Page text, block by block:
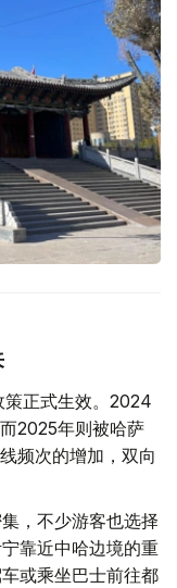
策正式生效。2024
2025年则被哈萨
频次的增加，双向
，不少游客也选择
靠近中哈边境的重
或乘坐巴士前往都